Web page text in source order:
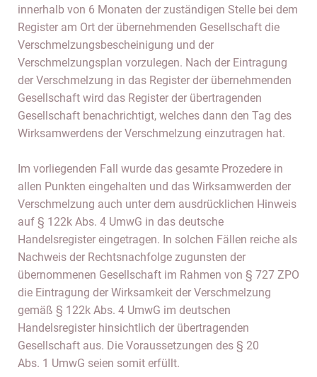
innerhalb von 6 Monaten der zuständigen Stelle bei dem
Register am Ort der übernehmenden Gesellschaft die
Verschmelzungsbescheinigung und der
Verschmelzungsplan vorzulegen. Nach der Eintragung
der Verschmelzung in das Register der übernehmenden
Gesellschaft wird das Register der übertragenden
Gesellschaft benachrichtigt, welches dann den Tag des
Wirksamwerdens der Verschmelzung einzutragen hat.
Im vorliegenden Fall wurde das gesamte Prozedere in
allen Punkten eingehalten und das Wirksamwerden der
Verschmelzung auch unter dem ausdrücklichen Hinweis
auf § 122k Abs. 4 UmwG in das deutsche
Handelsregister eingetragen. In solchen Fällen reiche als
Nachweis der Rechtsnachfolge zugunsten der
übernommenen Gesellschaft im Rahmen von § 727 ZPO
die Eintragung der Wirksamkeit der Verschmelzung
gemäß § 122k Abs. 4 UmwG im deutschen
Handelsregister hinsichtlich der übertragenden
Gesellschaft aus. Die Voraussetzungen des § 20
Abs. 1 UmwG seien somit erfüllt.